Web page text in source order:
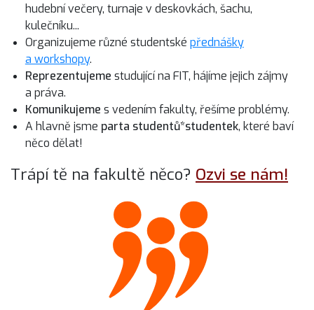
hudební večery, turnaje v deskovkách, šachu,
kulečníku...
Organizujeme různé studentské přednášky
a workshopy.
Reprezentujeme studující na FIT, hájíme jejich zájmy
a práva.
Komunikujeme s vedením fakulty, řešíme problémy.
A hlavně jsme parta studentů*studentek, které baví
něco dělat!
Trápí tě na fakultě něco? Ozvi se nám!